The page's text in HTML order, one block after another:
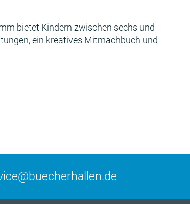
bietet Kindern zwischen sechs und
ein kreatives Mitmachbuch und